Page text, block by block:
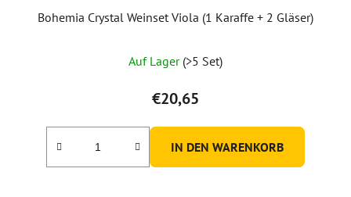
Bohemia Crystal Weinset Viola (1 Karaffe + 2 Gläser)
Auf Lager (>5 Set)
€20,65
IN DEN WARENKORB